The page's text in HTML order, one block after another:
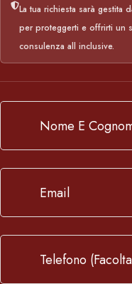
La tua richiesta sarà gestita
per proteggerti e offrirti un
consulenza all inclusive.